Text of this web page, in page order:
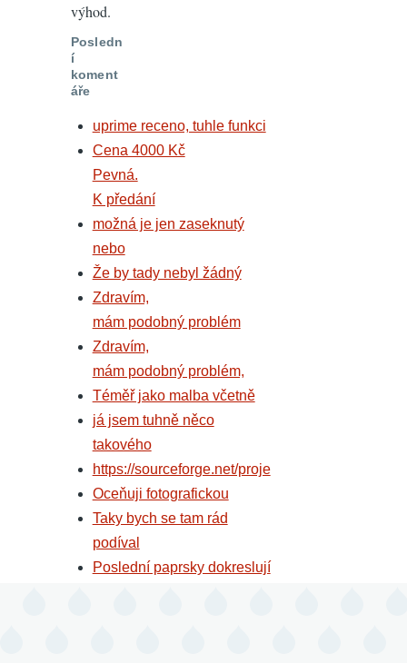
výhod.
Posledn
í
koment
áře
uprime receno, tuhle funkci
Cena 4000 Kč
Pevná.
K předání
možná je jen zaseknutý
nebo
Že by tady nebyl žádný
Zdravím,
mám podobný problém
Zdravím,
mám podobný problém,
Téměř jako malba včetně
já jsem tuhně něco
takového
https://sourceforge.net/proje
Oceňuji fotografickou
Taky bych se tam rád
podíval
Poslední paprsky dokreslují